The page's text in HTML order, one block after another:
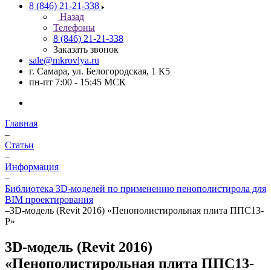
8 (846) 21-21-338
Назад
Телефоны
8 (846) 21-21-338
Заказать звонок
sale@mkrovlya.ru
г. Самара, ул. Белогородская, 1 К5
пн-пт 7:00 - 15:45 МСК
Главная
–
Статьи
–
Информация
–
Библиотека 3D-моделей по применению пенополистирола для
BIM проектирования
–3D-модель (Revit 2016) «Пенополистирольная плита ППС13-
Р»
3D-модель (Revit 2016)
«Пенополистирольная плита ППС13-